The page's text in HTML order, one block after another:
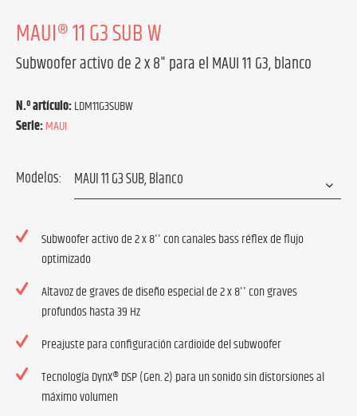
MAUI® 11 G3 SUB W
Subwoofer activo de 2 x 8" para el MAUI 11 G3, blanco
N.º artículo:LDM11G3SUBW
Serie:MAUI
Modelos:
Subwoofer activo de 2 x 8'' con canales bass réflex de flujo
optimizado
Altavoz de graves de diseño especial de 2 x 8'' con graves
profundos hasta 39 Hz
Preajuste para configuración cardioide del subwoofer
Tecnología DynX® DSP (Gen. 2) para un sonido sin distorsiones al
máximo volumen